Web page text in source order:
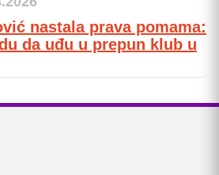
nastala prava pomama:
da uđu u prepun klub u